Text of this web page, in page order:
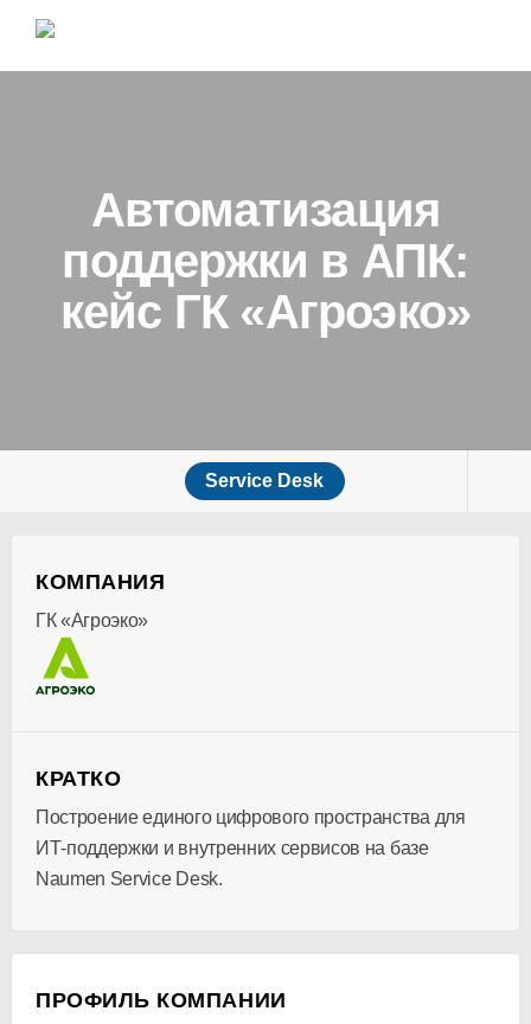
Автоматизация
поддержки в АПК:
кейс ГК «Агроэко»
Service Desk
КОМПАНИЯ
ГК «Агроэко»
КРАТКО
Построение единого цифрового пространства для
ИТ-поддержки и внутренних сервисов на базе
Naumen Service Desk.
ПРОФИЛЬ КОМПАНИИ